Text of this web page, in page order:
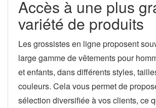
Accès à une plus
variété de produits
Les grossistes en ligne proposent
large gamme de vêtements pour
et enfants, dans différents styles,
couleurs. Cela vous permet de
sélection diversifiée à vos clients, ce